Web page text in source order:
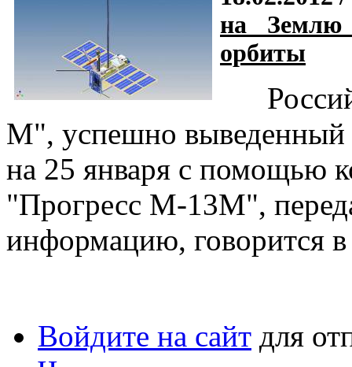
на Землю
орбиты
М", успешно выведенный
на 25 января с помощью
"Прогресс М-13М",
информацию, говорится
Войдите на сайт для